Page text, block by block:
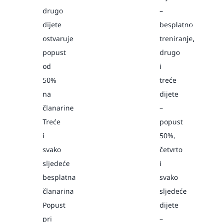
drugo
dijete
ostvaruje
popust
od
50%
na
članarine
Treće
i
svako
sljedeće
besplatna
članarina
Popust
pri
–
besplatno
treniranje,
drugo
i
treće
dijete
–
popust
50%,
četvrto
i
svako
sljedeće
dijete
–